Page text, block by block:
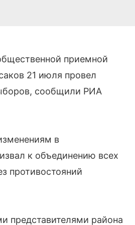
приемной
21 июля провел
сообщили РИА
в
к объединению всех
противостояний
представителями района